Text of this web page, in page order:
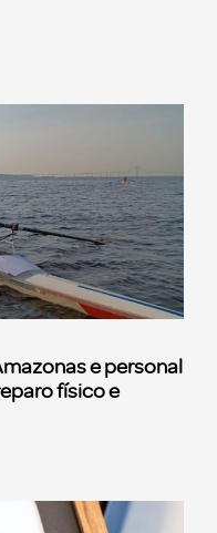
e personal
físico e